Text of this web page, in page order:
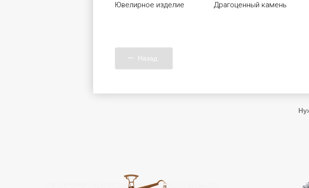
Ювелирное изделие Драгоценный камень
Назад